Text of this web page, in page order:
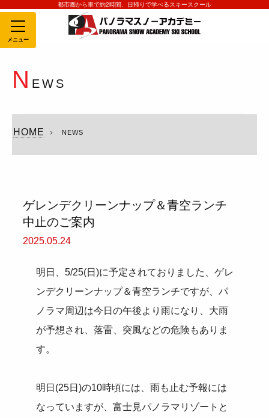
都市圏から車で約2時間、日帰りで学べるスキースクール
MENU
N EWS
HOME NEWS
ゲレンデクリーンナップ＆青空ランチ
中止のご案内
2025.05.24
明日、5/25(日)に予定されておりました、ゲレ
ンデクリーンナップ＆青空ランチですが、パ
ノラマ周辺は今日の午後より雨になり、大雨
が予想され、落雷、突風などの危険もありま
す。
明日(25日)の10時頃には、雨も止む予報には
なっていますが、富士見パノラマリゾートと